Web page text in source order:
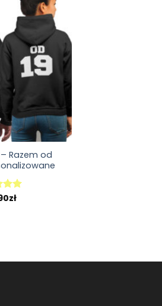
Razem od
zł